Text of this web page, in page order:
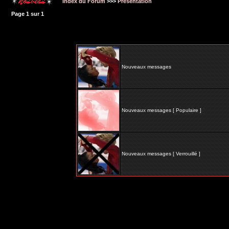
Page 1 sur1
Nouveaux messages
Nouveaux messages [ Populaire ]
Nouveaux messages [ Verrouillé ]